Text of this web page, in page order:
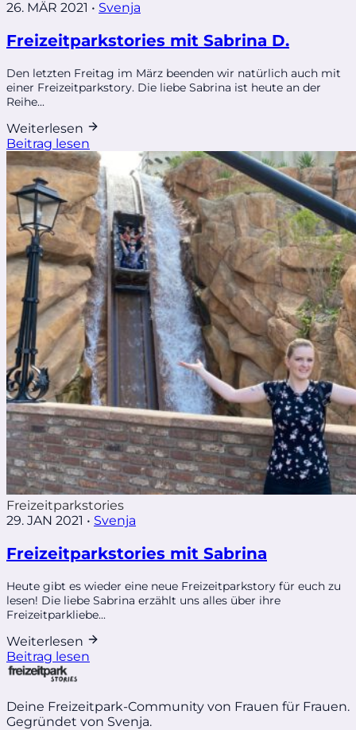
26. MÄR 2021 • Svenja
Freizeitparkstories mit Sabrina D.
Den letzten Freitag im März beenden wir natürlich auch mit
einer Freizeitparkstory. Die liebe Sabrina ist heute an der
Reihe...
Weiterlesen
Beitrag lesen
Freizeitparkstories
29. JAN 2021 • Svenja
Freizeitparkstories mit Sabrina
Heute gibt es wieder eine neue Freizeitparkstory für euch zu
lesen! Die liebe Sabrina erzählt uns alles über ihre
Freizeitparkliebe...
Weiterlesen
Beitrag lesen
Deine Freizeitpark-Community von Frauen für Frauen.
Gegründet von Svenja.